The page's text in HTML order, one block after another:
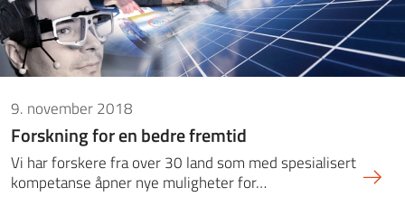
9. november 2018
Forskning for en bedre fremtid
Vi har forskere fra over 30 land som med spesialisert
kompetanse åpner nye muligheter for…